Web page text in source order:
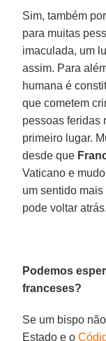
Sim, também
para muitas
imaculada, um
assim. Para
humana é
que cometem
pessoas feridas
primeiro lugar.
desde que
Vaticano e
um sentido
pode voltar atrás.
Podemos
franceses?
Se um bispo
Estado e o